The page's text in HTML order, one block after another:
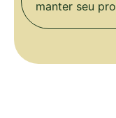
manter seu